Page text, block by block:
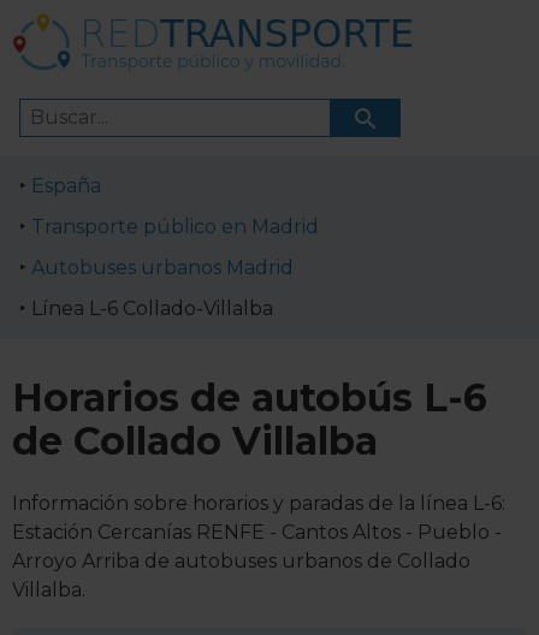
España
Transporte público en Madrid
Autobuses urbanos Madrid
Línea L-6 Collado-Villalba
Horarios de autobús L-6
de Collado Villalba
Información sobre horarios y paradas de la línea L-6:
Estación Cercanías RENFE - Cantos Altos - Pueblo -
Arroyo Arriba de autobuses urbanos de Collado
Villalba.